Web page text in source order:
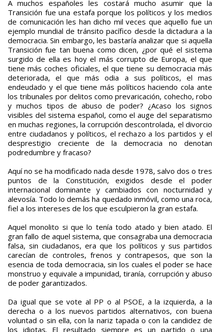
A muchos españoles les costará mucho asumir que la
Transición fue una estafa porque los políticos y los medios
de comunicación les han dicho mil veces que aquello fue un
ejemplo mundial de tránsito pacífico desde la dictadura a la
democracia. Sin embargo, les bastaría analizar que si aquella
Transición fue tan buena como dicen, ¿por qué el sistema
surgido de ella es hoy el más corrupto de Europa, el que
tiene más coches oficiales, el que tiene su democracia más
deteriorada, el que más odia a sus políticos, el mas
endeudado y el que tiene más políticos haciendo cola ante
los tribunales por delitos como prevaricación, cohecho, robo
y muchos tipos de abuso de poder? ¿Acaso los signos
visibles del sistema español, como el auge del separatismo
en muchas regiones, la corrupción descontrolada, el divorcio
entre ciudadanos y políticos, el rechazo a los partidos y el
desprestigio creciente de la democracia no denotan
podredumbre y fracaso?
Aquí no se ha modificado nada desde 1978, salvo dos o tres
puntos de la Constitución, exigidos desde el poder
internacional dominante y cambiados con nocturnidad y
alevosía. Todo lo demás ha quedado inmóvil, como una roca,
fiel a los intereses de los que esculpieron la gran estafa.
Aquel monolito si que lo tenía todo atado y bien atado. El
gran fallo de aquel sistema, que consagraba una democracia
falsa, sin ciudadanos, era que los políticos y sus partidos
carecían de controles, frenos y contrapesos, que son la
esencia de toda democracia, sin los cuales el poder se hace
monstruo y equivale a impunidad, tiranía, corrupción y abuso
de poder garantizados.
Da igual que se vote al PP o al PSOE, a la izquierda, a la
derecha o a los nuevos partidos alternativos, con buena
voluntad o sin ella, con la nariz tapada o con la candidez de
los idiotas. El resultado siempre es un partido o una